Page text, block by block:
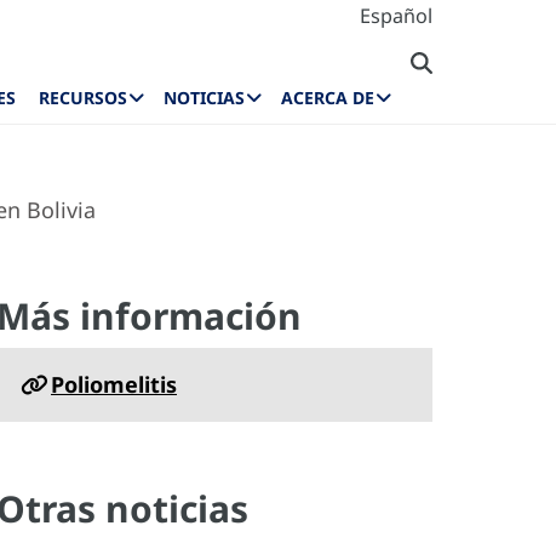
Español
RECURSOS NOTICIAS ACERCA DE
Bolivia
Más información
Poliomelitis
noticias